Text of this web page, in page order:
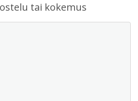
tai kokemus